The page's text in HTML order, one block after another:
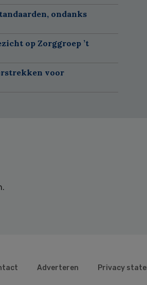
ondanks
op Zorggroep ’t
voor
Adverteren Privacy